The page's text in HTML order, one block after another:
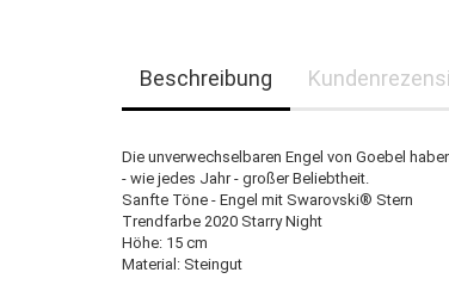
Beschreibung
Die unverwechselbaren Engel von Goebel
- wie jedes Jahr - großer Beliebtheit.
Sanfte Töne - Engel mit Swarovski® Stern
Trendfarbe 2020 Starry Night
Höhe: 15 cm
Material: Steingut